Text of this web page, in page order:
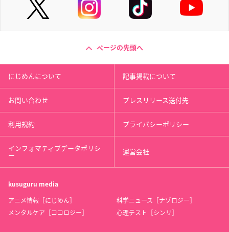
ページの先頭へ
にじめんについて 記事掲載について
お問い合わせ プレスリリース送付先
利用規約 プライバシーポリシー
インフォマティブデータポリシ
ー 運営会社
kusuguru media
アニメ情報［にじめん］
科学ニュース［ナゾロジー］
メンタルケア［ココロジー］
心理テスト［シンリ］